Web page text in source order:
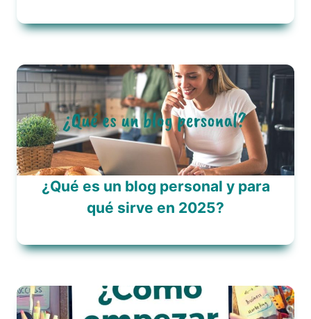
¿Qué es un blog personal y para
qué sirve en 2025?